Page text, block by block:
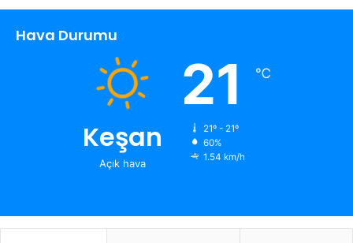
Hava Durumu
Keşan
Açık hava
21 ℃
21º - 21º
60%
1.54 km/h